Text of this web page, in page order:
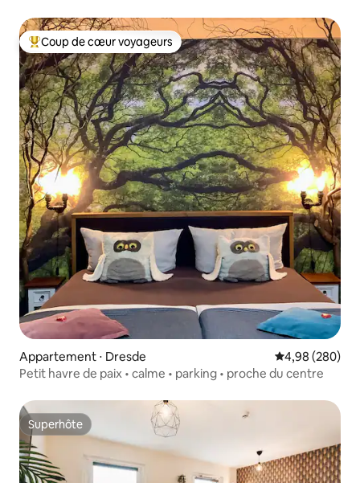
Coups de cœur voyageurs les plus appréciés
Coup de cœur voyageurs
Appartement ⋅ Dresde Évaluation
4,98 (280)
Petit havre de paix • calme • parking • proche du centre
Superhôte
Superhôte